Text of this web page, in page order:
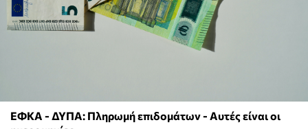
ΕΦΚΑ - ΔΥΠΑ: Πληρωμή επιδομάτων - Αυτές είναι οι